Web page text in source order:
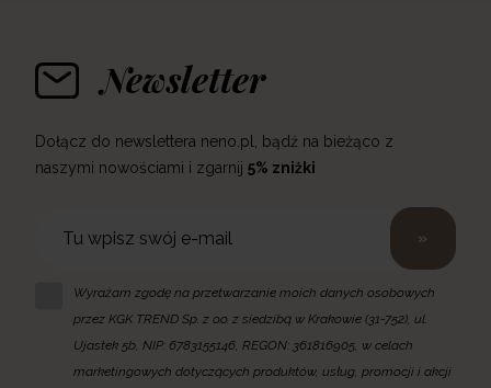
Newsletter
Dołącz do newslettera neno.pl, bądź na bieżąco z
naszymi nowościami i zgarnij 5% zniżki
»
Wyrażam zgodę na przetwarzanie moich danych osobowych
przez KGK TREND Sp. z o.o. z siedzibą w Krakowie (31-752), ul.
Ujastek 5b, NIP: 6783155146, REGON: 361816905, w celach
marketingowych dotyczących produktów, usług, promocji i akcji